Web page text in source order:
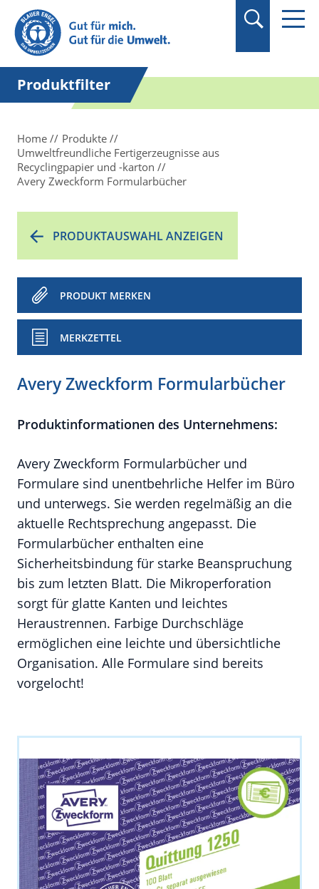
Suchbegriff in
Anführungszeichen
setzen.
Produktfilter
Home
Produkte
Umweltfreundliche Fertigerzeugnisse aus
Recyclingpapier und -karton
Avery Zweckform Formularbücher
PRODUKTAUSWAHL ANZEIGEN
PRODUKT MERKEN
MERKZETTEL
Avery Zweckform Formularbücher
Produktinformationen des Unternehmens:
Avery Zweckform Formularbücher und
Formulare sind unentbehrliche Helfer im Büro
und unterwegs. Sie werden regelmäßig an die
aktuelle Rechtsprechung angepasst. Die
Formularbücher enthalten eine
Sicherheitsbindung für starke Beanspruchung
bis zum letzten Blatt. Die Mikroperforation
sorgt für glatte Kanten und leichtes
Heraustrennen. Farbige Durchschläge
ermöglichen eine leichte und übersichtliche
Organisation. Alle Formulare sind bereits
vorgelocht!